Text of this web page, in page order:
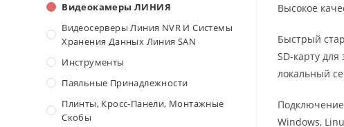
Высокое
Быстрый
SD-карту
локальный
Windows,
Видеокамеры ЛИНИЯ
Видеосерверы Линия NVR И Системы
Хранения Данных Линия SAN
Инструменты
Паяльные Принадлежности
Плинты, Кросс-Панели, Монтажные
Скобы